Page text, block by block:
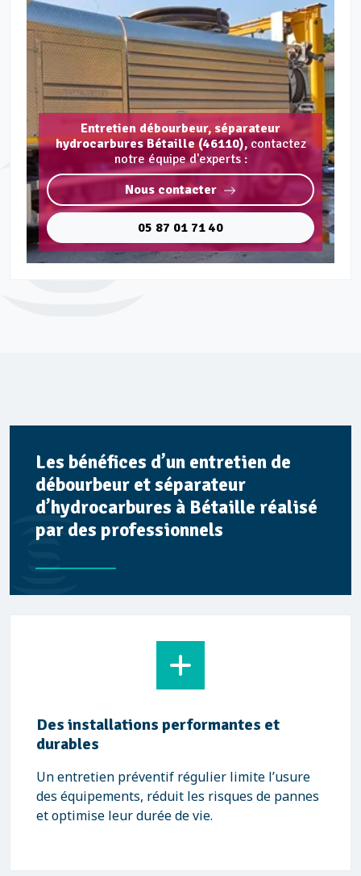
Entretien débourbeur, séparateur
hydrocarbures Bétaille (46110), contactez
notre équipe d'experts :
Nous contacter
05 87 01 71 40
Les bénéfices d’un entretien de
débourbeur et séparateur
d’hydrocarbures à Bétaille réalisé
par des professionnels
Des installations performantes et
durables
Un entretien préventif régulier limite l’usure
des équipements, réduit les risques de pannes
et optimise leur durée de vie.